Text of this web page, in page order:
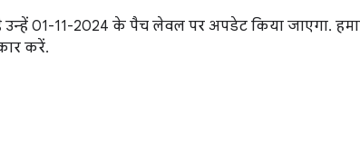
01-11-2024 के पैच लेवल पर अपडेट किया जाएगा.
करें.